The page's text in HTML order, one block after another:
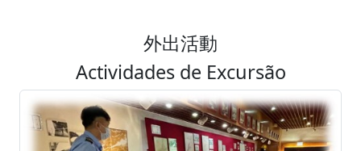
外出活動
Actividades de Excursão